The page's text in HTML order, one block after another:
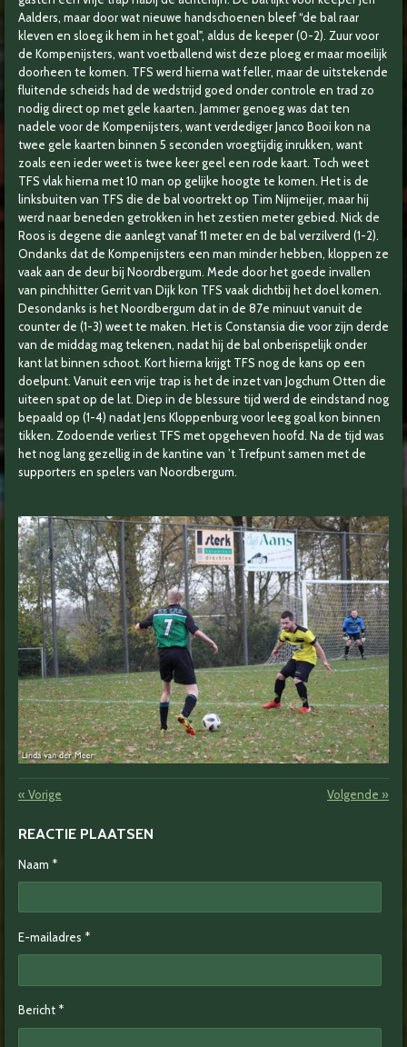
Aalders, maar door wat nieuwe handschoenen bleef “de bal raar
kleven en sloeg ik hem in het goal", aldus de keeper (0-2). Zuur voor
de Kompenijsters, want voetballend wist deze ploeg er maar moeilijk
doorheen te komen. TFS werd hierna wat feller, maar de uitstekende
fluitende scheids had de wedstrijd goed onder controle en trad zo
nodig direct op met gele kaarten. Jammer genoeg was dat ten
nadele voor de Kompenijsters, want verdediger Janco Booi kon na
twee gele kaarten binnen 5 seconden vroegtijdig inrukken, want
zoals een ieder weet is twee keer geel een rode kaart. Toch weet
TFS vlak hierna met 10 man op gelijke hoogte te komen. Het is de
linksbuiten van TFS die de bal voortrekt op Tim Nijmeijer, maar hij
werd naar beneden getrokken in het zestien meter gebied. Nick de
Roos is degene die aanlegt vanaf 11 meter en de bal verzilverd (1-2).
Ondanks dat de Kompenijsters een man minder hebben, kloppen ze
vaak aan de deur bij Noordbergum. Mede door het goede invallen
van pinchhitter Gerrit van Dijk kon TFS vaak dichtbij het doel komen.
Desondanks is het Noordbergum dat in de 87e minuut vanuit de
counter de (1-3) weet te maken. Het is Constansia die voor zijn derde
van de middag mag tekenen, nadat hij de bal onberispelijk onder
kant lat binnen schoot. Kort hierna krijgt TFS nog de kans op een
doelpunt. Vanuit een vrije trap is het de inzet van Jogchum Otten die
uiteen spat op de lat. Diep in de blessure tijd werd de eindstand nog
bepaald op (1-4) nadat Jens Kloppenburg voor leeg goal kon binnen
tikken. Zodoende verliest TFS met opgeheven hoofd. Na de tijd was
het nog lang gezellig in de kantine van ’t Trefpunt samen met de
supporters en spelers van Noordbergum.
« Vorige Volgende »
REACTIE PLAATSEN
Naam *
E-mailadres *
Bericht *